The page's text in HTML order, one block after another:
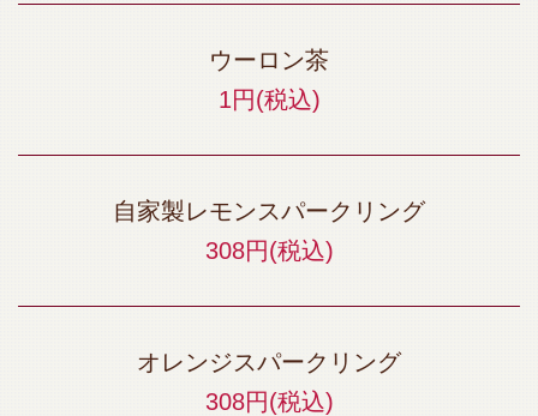
ウーロン茶
1円(税込)
自家製レモンスパークリング
308円(税込)
オレンジスパークリング
308円(税込)